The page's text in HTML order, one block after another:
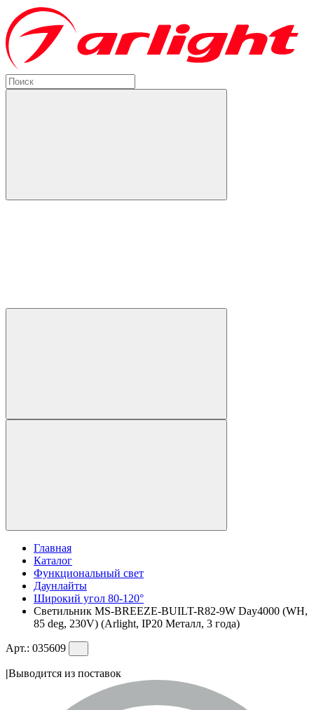
Главная
Каталог
Функциональный свет
Даунлайты
Широкий угол 80-120°
Светильник MS-BREEZE-BUILT-R82-9W Day4000 (WH,
85 deg, 230V) (Arlight, IP20 Металл, 3 года)
Арт.: 035609
|Выводится из поставок